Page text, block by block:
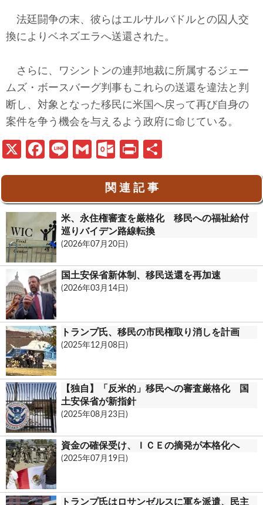
法廷闘争の末、彼らはエルサルバドルとの囚人交
換によりベネズエラへ送還された。
さらに、ワシントンの連邦地裁に所属するジェー
ムズ・ボースバーグ判事もこれらの送還を違法と判
断し、対象となった移民に米国へ戻って再び自身の
案件を争う機会を与えるよう政府に命じている。
X
Fa
o
o
k
Li
G
ail
O
lo
o
k.
c
o
m
Pr
t
関 連 記 事
米、永住権審査を厳格化 移民への福祉給付
巡りバイデン路線転換
(2026年07月20日)
国土安保省新体制、移民送還を再加速
(2026年03月14日)
トランプ氏、移民の市民権取り消しを計画
(2025年12月08日)
【独自】「反米的」移民への審査厳格化 国
土安保省が新指針
(2025年08月23日)
資金の確保受け、ＩＣＥの摘発が本格化へ
(2025年07月19日)
トランプ氏はロサンゼルスに軍を派遣、民主